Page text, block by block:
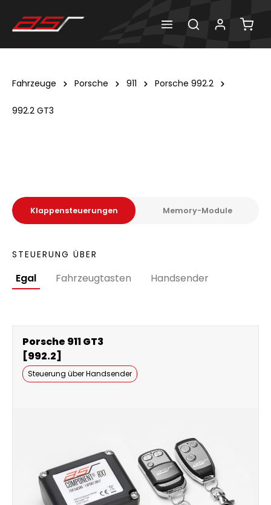
Fahrzeuge Porsche 911 Porsche 992.2
992.2 GT3
Klappensteuerungen Memory-Module
STEUERUNG ÜBER
Egal Fahrzeugtasten Handsender
Porsche 911 GT3
[992.2]
Steuerung über Handsender